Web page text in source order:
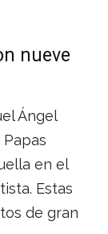
nueve
Ángel
en el
Estas
de gran